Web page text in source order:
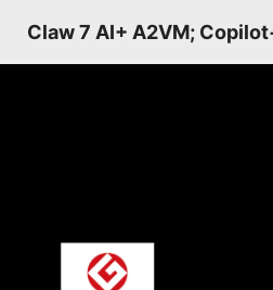
Claw 7 AI+ A2VM;